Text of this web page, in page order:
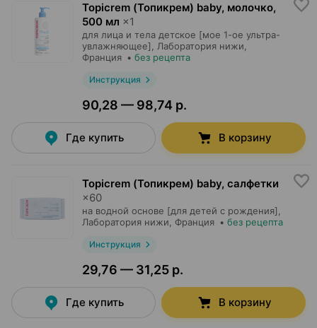
Topicrem (Топикрем) baby, молочко,
500 мл ×1
для лица и тела детское [мое 1-ое ультра-
увлажняющее],
Лаборатория нижи
Франция • без рецепта
Инструкция
90,28 — 98,74 р.
Где купить В корзину
Topicrem (Топикрем) baby, салфетки
×60
на водной основе [для детей с рождения],
Лаборатория нижи , Франция • без рецепта
Инструкция
29,76 — 31,25 р.
Где купить В корзину